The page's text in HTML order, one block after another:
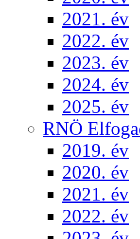
2021. év
2022. év
2023. év
2024. év
2025. év
RNÖ
2019. év
2020. év
2021. év
2022. év